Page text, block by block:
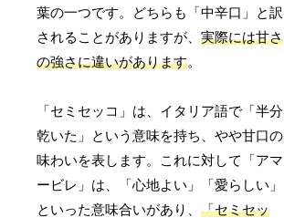
葉の一つです。どちらも「中辛口」と訳
されることがありますが、実際には甘さ
の強さに違いがあります。
「セミセッコ」は、イタリア語で「半分
乾いた」という意味を持ち、やや甘口の
味わいを表します。これに対して「アマ
ービレ」は、「心地よい」「愛らしい」
といった意味合いがあり、「セミセッ